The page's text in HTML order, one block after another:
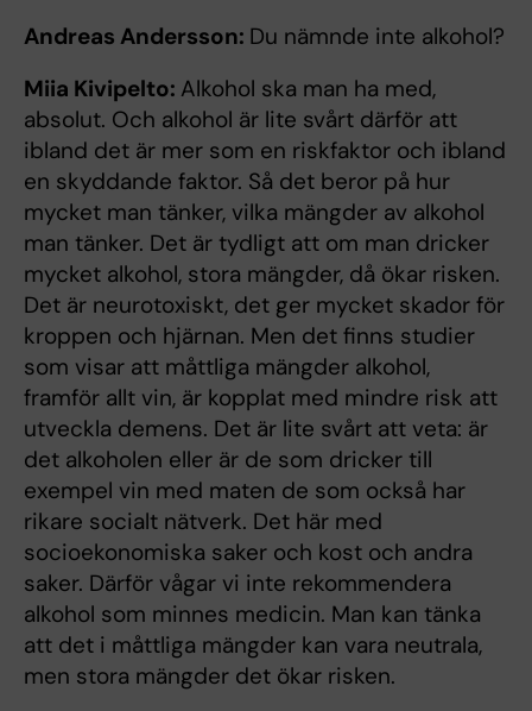
Andreas Andersson: Du nämnde inte alkohol?
Miia Kivipelto: Alkohol ska man ha med,
absolut. Och alkohol är lite svårt därför att
ibland det är mer som en riskfaktor och ibland
en skyddande faktor. Så det beror på hur
mycket man tänker, vilka mängder av alkohol
man tänker. Det är tydligt att om man dricker
mycket alkohol, stora mängder, då ökar risken.
Det är neurotoxiskt, det ger mycket skador för
kroppen och hjärnan. Men det finns studier
som visar att måttliga mängder alkohol,
framför allt vin, är kopplat med mindre risk att
utveckla demens. Det är lite svårt att veta: är
det alkoholen eller är de som dricker till
exempel vin med maten de som också har
rikare socialt nätverk. Det här med
socioekonomiska saker och kost och andra
saker. Därför vågar vi inte rekommendera
alkohol som minnes medicin. Man kan tänka
att det i måttliga mängder kan vara neutrala,
men stora mängder det ökar risken.